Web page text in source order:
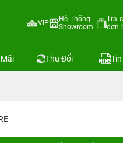
VIP
Hệ Thống
Showroom
Tra
đơn
Thu Đổi